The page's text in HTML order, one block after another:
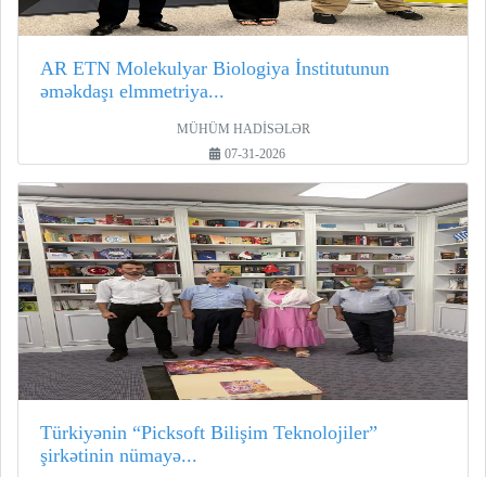
AR ETN Molekulyar Biologiya İnstitutunun
əməkdaşı elmmetriya...
MÜHÜM HADİSƏLƏR
07-31-2026
Türkiyənin “Picksoft Bilişim Teknolojiler”
şirkətinin nümayə...